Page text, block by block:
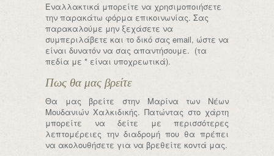
Εναλλακτικά μπορείτε να χρησιμοποιήσετε
την παρακάτω φόρμα επικοινωνίας. Σας
παρακαλούμε μην ξεχάσετε να
συμπεριλάβετε και το δικό σας email, ώστε να
είναι δυνατόν να σας απαντήσουμε. (τα
πεδία με * είναι υποχρεωτικά).
Πως θα μας βρείτε
Θα μας βρείτε στην Μαρίνα των Νέων
Μουδανιών Χαλκιδικής. Πατώντας στο χάρτη
μπορείτε να δείτε με περισσότερες
λεπτομέρειες την διαδρομή που θα πρέπει
να ακολουθήσετε για να βρεθείτε κοντά μας.